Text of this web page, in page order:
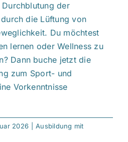
der
die Lüftung von
Du möchtest
lernen oder Wellness zu
Dann buche jetzt die
zum Sport- und
Vorkenntnisse
2026
Ausbildung mit